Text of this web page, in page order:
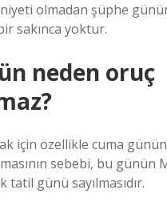
niyeti olmadan şüphe
sakınca yoktur.
neden oruç
için özellikle cuma
sebebi, bu günün
tatil günü sayılmasıdır.